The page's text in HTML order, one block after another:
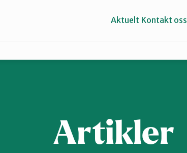
Vest-Telemark
Aktuelt Kontakt oss
Artikler